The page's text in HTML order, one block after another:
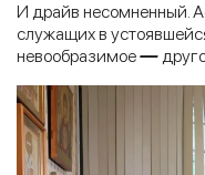
И драйв несомненный.
служащих в
невообразимое—